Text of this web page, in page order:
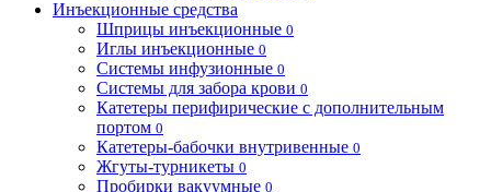
Инъекционные средства
Шприцы инъекционные 0
Иглы инъекционные 0
Системы инфузионные 0
Системы для забора крови 0
Катетеры перифирические с дополнительным
портом 0
Катетеры-бабочки внутривенные 0
Жгуты-турникеты 0
Пробирки вакуумные 0